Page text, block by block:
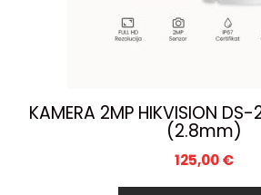
KAMERA 2MP HIKVISION DS-
(2.8mm)
125,00€